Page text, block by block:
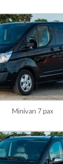
Minivan 7 pax